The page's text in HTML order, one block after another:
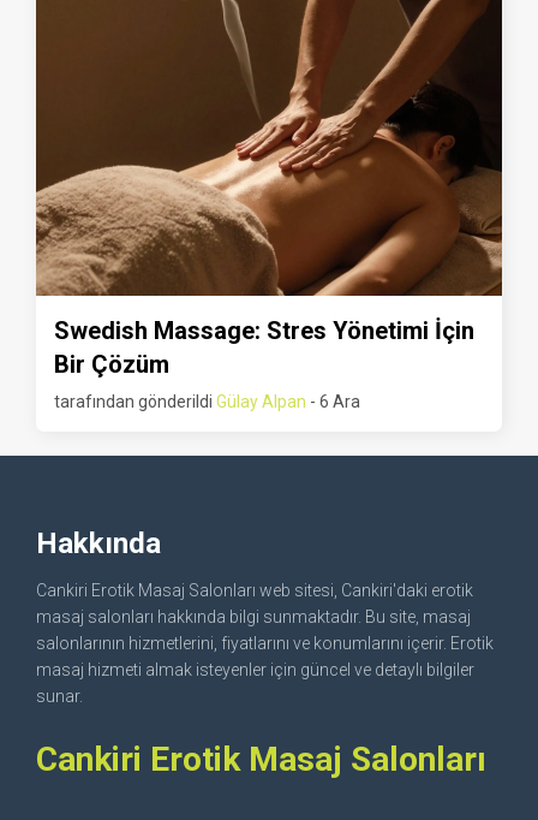
Swedish Massage: Stres Yönetimi İçin
Bir Çözüm
tarafından gönderildi Gülay Alpan - 6 Ara
Hakkında
Cankiri Erotik Masaj Salonları web sitesi, Cankiri'daki erotik
masaj salonları hakkında bilgi sunmaktadır. Bu site, masaj
salonlarının hizmetlerini, fiyatlarını ve konumlarını içerir. Erotik
masaj hizmeti almak isteyenler için güncel ve detaylı bilgiler
sunar.
Cankiri Erotik Masaj Salonları